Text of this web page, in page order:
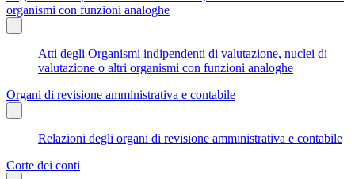
organismi con funzioni analoghe
Atti degli Organismi indipendenti di valutazione, nuclei di
valutazione o altri organismi con funzioni analoghe
Organi di revisione amministrativa e contabile
Relazioni degli organi di revisione amministrativa e contabile
Corte dei conti